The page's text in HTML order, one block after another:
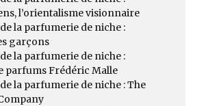
l’orientalisme visionnaire
la parfumerie de niche :
garçons
la parfumerie de niche :
parfums Frédéric Malle
la parfumerie de niche : The